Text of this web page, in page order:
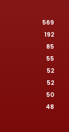
569
192
85
55
52
52
50
48